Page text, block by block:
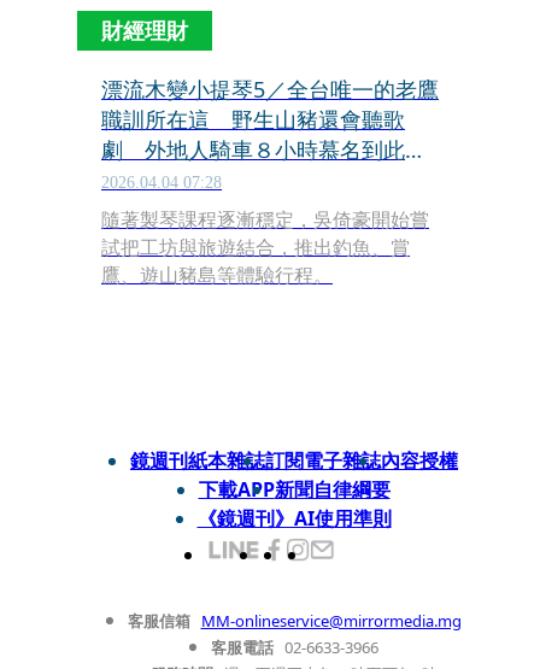
財經理財
漂流木變小提琴5／全台唯一的老鷹
職訓所在這 野生山豬還會聽歌
劇 外地人騎車８小時慕名到此面
試
2026.04.04 07:28
隨著製琴課程逐漸穩定，吳倚豪開始嘗
試把工坊與旅遊結合，推出釣魚、賞
鷹、遊山豬島等體驗行程。
鏡週刊紙本雜誌訂閱電子雜誌內容授權
下載APP新聞自律綱要
《鏡週刊》AI使用準則
客服信箱 MM-onlineservice@mirrormedia.mg
客服電話 02-6633-3966